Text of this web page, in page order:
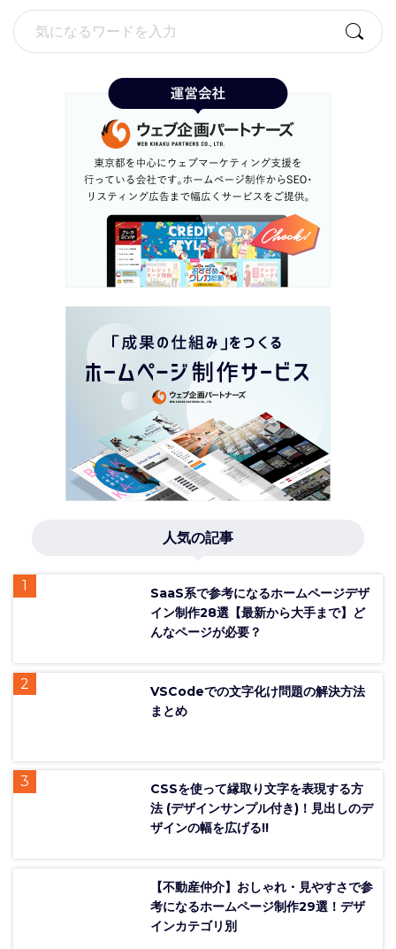
人気の記事
SaaS系で参考になるホームページデザ
イン制作28選【最新から大手まで】ど
んなページが必要？
VSCodeでの文字化け問題の解決方法
まとめ
CSSを使って縁取り文字を表現する方
法 (デザインサンプル付き)！見出しのデ
ザインの幅を広げる!!
【不動産仲介】おしゃれ・見やすさで参
考になるホームページ制作29選！デザ
インカテゴリ別